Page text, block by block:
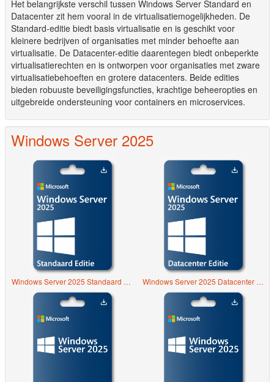
Het belangrijkste verschil tussen Windows Server Standard en
Datacenter zit hem vooral in de virtualisatiemogelijkheden. De
Standard-editie biedt basis virtualisatie en is geschikt voor
kleinere bedrijven of organisaties met minder behoefte aan
virtualisatie. De Datacenter-editie daarentegen biedt onbeperkte
virtualisatierechten en is ontworpen voor organisaties met zware
virtualisatiebehoeften en grotere datacenters. Beide edities
bieden robuuste beveiligingsfuncties, krachtige beheeropties en
uitgebreide ondersteuning voor containers en microservices.
Windows Server 2025
Windows Server 2025 Standaard Editie Windows Server 2025 Datacenter Editie